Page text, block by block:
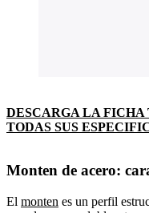
DESCARGA LA
TODAS SUS
Monten de acero:
El monten es un perfil